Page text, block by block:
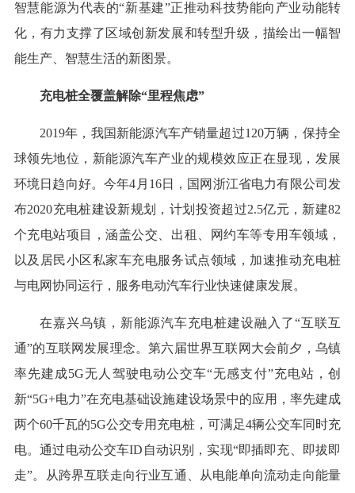
智慧能源为代表的“新基建”正推动科技势能向产业动能转
化，有力支撑了区域创新发展和转型升级，描绘出一幅智
能生产、智慧生活的新图景。
充电桩全覆盖解除“里程焦虑”
2019年，我国新能源汽车产销量超过120万辆，保持全
球领先地位，新能源汽车产业的规模效应正在显现，发展
环境日趋向好。今年4月16日，国网浙江省电力有限公司发
布2020充电桩建设新规划，计划投资超过2.5亿元，新建82
个充电站项目，涵盖公交、出租、网约车等专用车领域，
以及居民小区私家车充电服务试点领域，加速推动充电桩
与电网协同运行，服务电动汽车行业快速健康发展。
在嘉兴乌镇，新能源汽车充电桩建设融入了“互联互
通”的互联网发展理念。第六届世界互联网大会前夕，乌镇
率先建成5G无人驾驶电动公交车“无感支付”充电站，创
新“5G+电力”在充电基础设施建设场景中的应用，率先建成
两个60千瓦的5G公交专用充电桩，可满足4辆公交车同时充
电。通过电动公交车ID自动识别，实现“即插即充、即拔即
走”。从跨界互联走向行业互通、从电能单向流动走向能量